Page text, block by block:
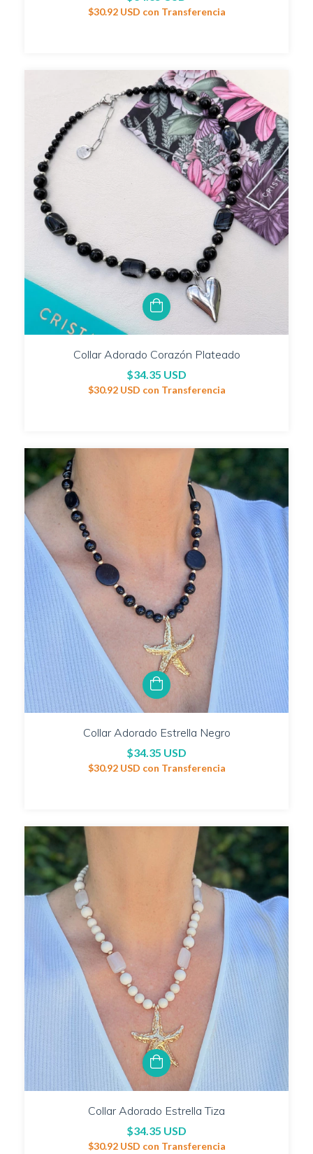
$30.92 USD con Transferencia
Collar Adorado Corazón Plateado
$34.35 USD
$30.92 USD con Transferencia
Collar Adorado Estrella Negro
$34.35 USD
$30.92 USD con Transferencia
Collar Adorado Estrella Tiza
$34.35 USD
$30.92 USD con Transferencia